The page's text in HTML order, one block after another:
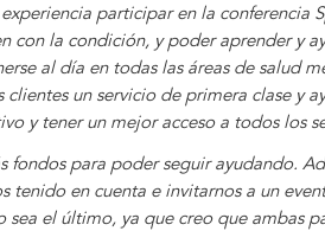
participar en la conferencia
con la condición, y poder aprender y
al día en todas las áreas de salud
un servicio de primera clase y
y tener un mejor acceso a todos los
fondos para poder seguir ayudando.
tenido en cuenta e invitarnos a un
el último, ya que creo que ambas